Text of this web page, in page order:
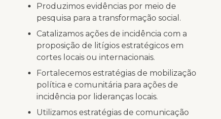
Produzimos evidências por meio de
pesquisa para a transformação social.
Catalizamos ações de incidência com a
proposição de litígios estratégicos em
cortes locais ou internacionais.
Fortalecemos estratégias de mobilização
política e comunitária para ações de
incidência por lideranças locais.
Utilizamos estratégias de comunicação